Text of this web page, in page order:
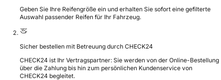
Geben Sie Ihre Reifengröße ein und erhalten Sie sofort eine gefilterte
Auswahl passender Reifen für Ihr Fahrzeug.
Sicher bestellen mit Betreuung durch CHECK24
CHECK24 ist Ihr Vertragspartner: Sie werden von der Online-Bestellung
über die Zahlung bis hin zum persönlichen Kundenservice von
CHECK24 begleitet.